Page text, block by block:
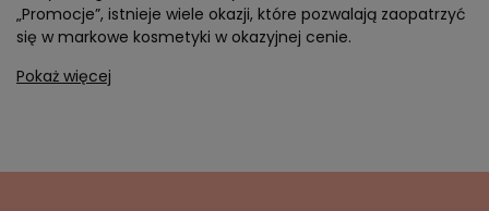
„Promocje”, istnieje wiele okazji, które pozwalają zaopatrzyć
się w markowe kosmetyki w okazyjnej cenie.
Pokaż więcej